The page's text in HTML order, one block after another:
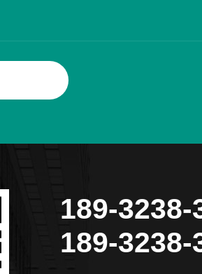
189-3238-
189-3238-